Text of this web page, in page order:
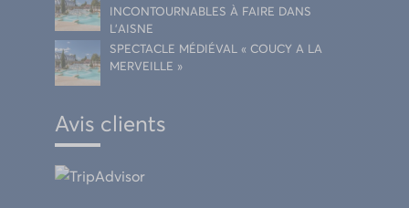
INCONTOURNABLES À FAIRE DANS
L’AISNE
SPECTACLE MÉDIÉVAL « COUCY A LA
MERVEILLE »
Avis clients